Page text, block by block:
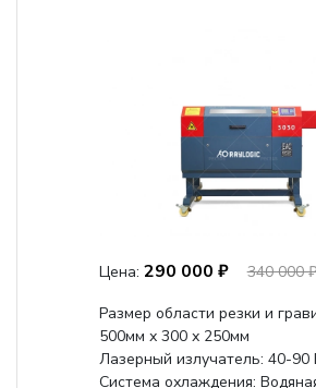
Цена: 290 000 ₽
340 000 ₽
Размер области резки и
500мм х 300 х 250мм
Лазерный излучатель: 40-90
Система охлаждения: